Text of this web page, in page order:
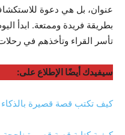
عنوان، بل هي دعوة للاستكشاف
بطريقة فريدة وممتعة. ابدأ
تأسر القراء وتأخذهم في
سيفيدك أيضًا الإطلاع على:
كيف تكتب قصة قصيرة